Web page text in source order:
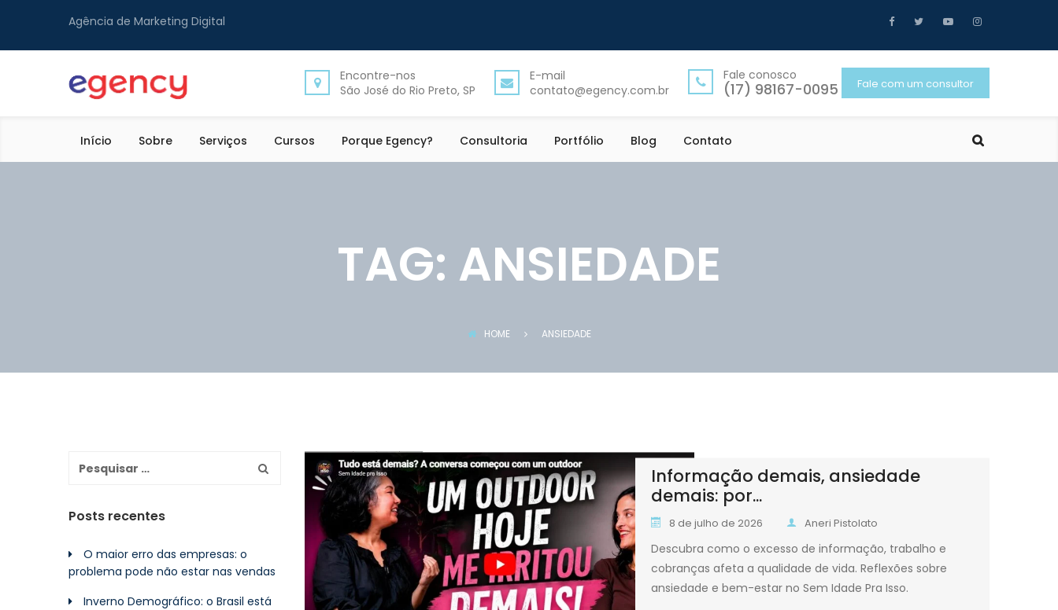
Agência de Marketing Digital
Fale com um consultor
Encontre-nos
São José do Rio Preto, SP
E-mail
contato@egency.com.br
Fale conosco
(17) 98167-0095
Início Sobre Serviços Cursos Porque Egency? Consultoria Portfólio Blog Contato
TAG: ANSIEDADE
HOME ANSIEDADE
Informação demais, ansiedade
demais: por...
8 de julho de 2026 Aneri Pistolato
Descubra como o excesso de informação, trabalho e
cobranças afeta a qualidade de vida. Reflexões sobre
ansiedade e bem-estar no Sem Idade Pra Isso.
Posts recentes
O maior erro das empresas: o
problema pode não estar nas vendas
Inverno Demográfico: o Brasil está